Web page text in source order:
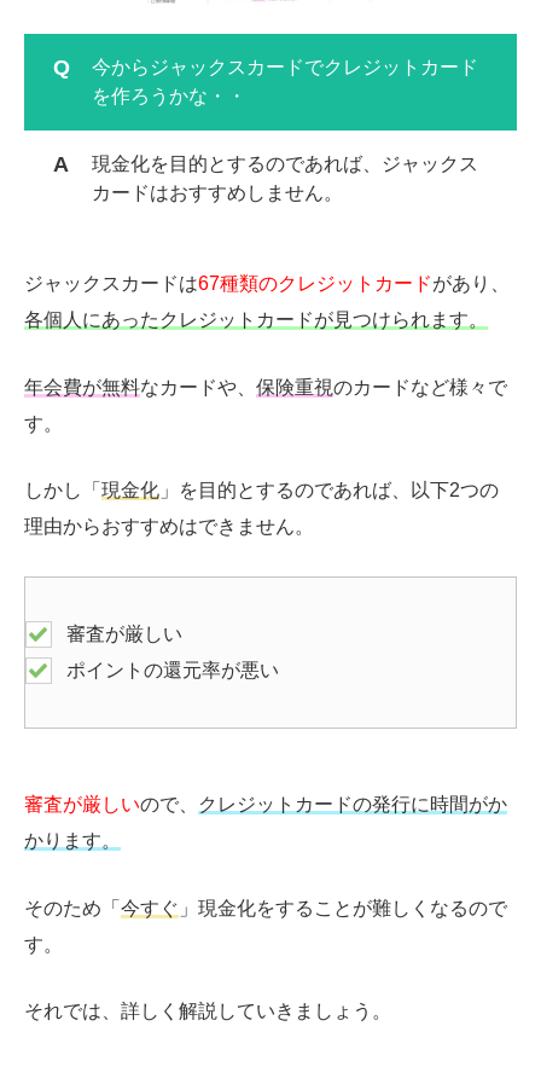
今からジャックスカードでクレジットカード
を作ろうかな・・
現金化を目的とするのであれば、ジャックス
カードはおすすめしません。
ジャックスカードは67種類のクレジットカードがあり、
各個人にあったクレジットカードが見つけられます。
年会費が無料なカードや、 保険重視のカードなど様々で
す。
しかし「 現金化 」を目的とするのであれば、以下2つの
理由からおすすめはできません。
審査が厳しい
ポイントの還元率が悪い
審査が厳しいので、
クレジットカードの発行に時間がか
かります。
そのため「 今すぐ 」現金化をすることが難しくなるので
す。
それでは、詳しく解説していきましょう。